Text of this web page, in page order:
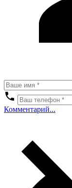
Комментарий...